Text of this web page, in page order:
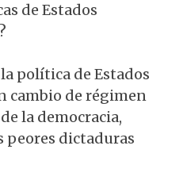
de Estados
política de Estados
cambio de régimen
la democracia,
peores dictaduras